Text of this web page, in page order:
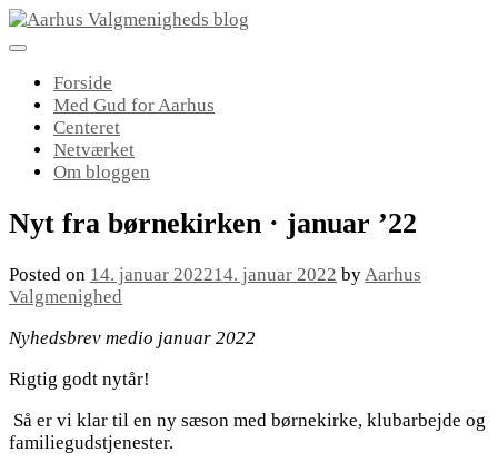
Skip
to
Forside
Med Gud for Aarhus
Centeret
Netværket
Om bloggen
Nyt fra børnekirken · januar ’22
Posted on 14. januar 202214. januar 2022 byAarhus
Valgmenighed
Nyhedsbrev medio januar 2022
Rigtig godt nytår!
Så er vi klar til en ny sæson med børnekirke, klubarbejde og
familiegudstjenester.